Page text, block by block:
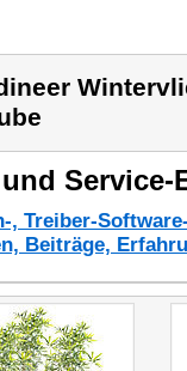
Service-
, Treiber-
Beiträge,